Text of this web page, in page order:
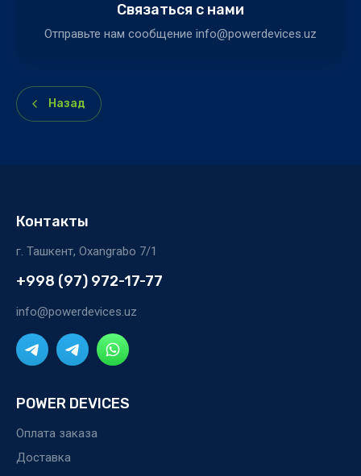
Связаться с нами
Отправьте нам сообщение info@powerdevices.uz
Назад
Контакты
г. Ташкент, Oxangrabo 7/1
+998 (97) 972-17-77
info@powerdevices.uz
POWER DEVICES
Оплата заказа
Доставка